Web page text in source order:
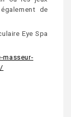
de
Eye Spa